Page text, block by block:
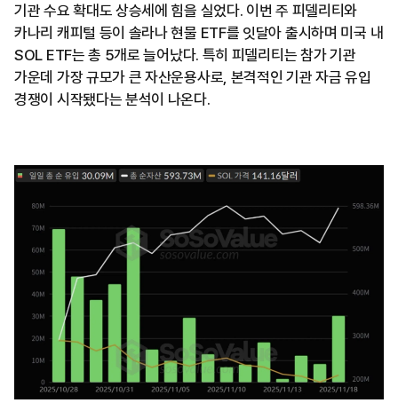
기관 수요 확대도 상승세에 힘을 실었다. 이번 주 피델리티와
카나리 캐피털 등이 솔라나 현물 ETF를 잇달아 출시하며 미국 내
SOL ETF는 총 5개로 늘어났다. 특히 피델리티는 참가 기관
가운데 가장 규모가 큰 자산운용사로, 본격적인 기관 자금 유입
경쟁이 시작됐다는 분석이 나온다.